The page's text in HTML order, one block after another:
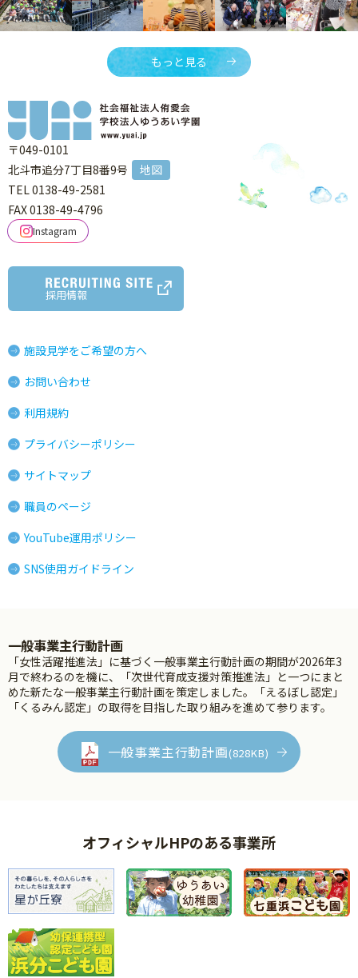
もっと見る
〒049-0101
北斗市追分7丁目8番9号
地図
TEL 0138-49-2581
FAX 0138-49-4796
Instagram
採用情報
施設見学をご希望の方へ
お問い合わせ
利用規約
プライバシーポリシー
サイトマップ
職員のページ
YouTube運用ポリシー
SNS使用ガイドライン
一般事業主行動計画
「女性活躍推進法」に基づく一般事業主行動計画の期間が2026年3
月で終わるのを機に、「次世代育成支援対策推進法」と一つにまと
めた新たな一般事業主行動計画を策定しました。「えるぼし認定」
「くるみん認定」の取得を目指した取り組みを進めて参ります。
一般事業主行動計画(828KB)
オフィシャルHPのある事業所